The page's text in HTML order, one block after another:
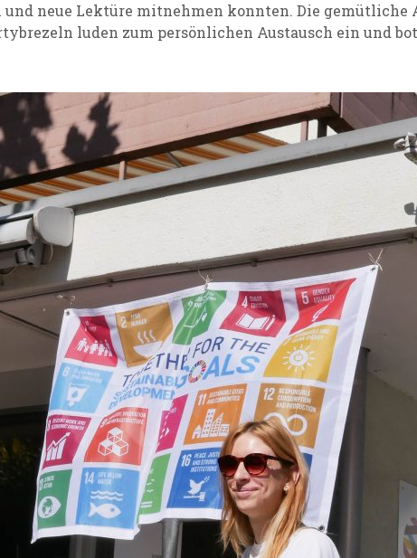
und neue Lektüre mitnehmen konnten. Die gemütliche
luden zum persönlichen Austausch ein und